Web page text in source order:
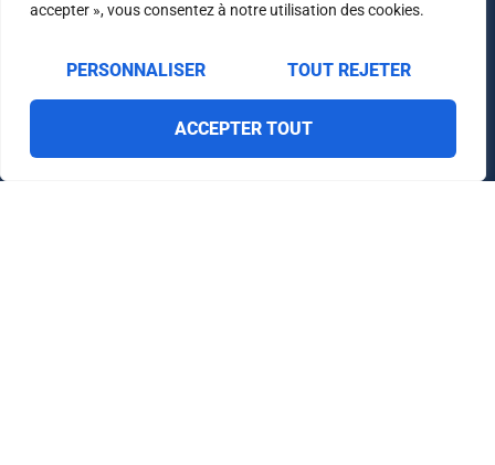
accepter », vous consentez à notre utilisation des cookies.
PERSONNALISER TOUT REJETER
ACCEPTER TOUT